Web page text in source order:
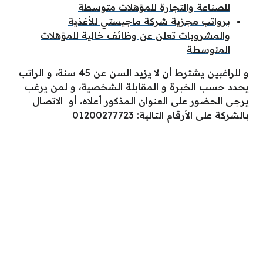
للصناعة والتجارة للمؤهلات متوسطة
برواتب مجزية شركة ماجيستي للأغذية
والمشروبات تعلن عن وظائف خالية للمؤهلات
المتوسطة
و للراغبين يشترط أن لا يزيد السن عن 45 سنة، و الراتب
يحدد حسب الخبرة و المقابلة الشخصية، و لمن يرغب
يرجى الحضور على العنوان المذكور أعلاه، أو الاتصال
بالشركة على الأرقام التالية: 01200277723